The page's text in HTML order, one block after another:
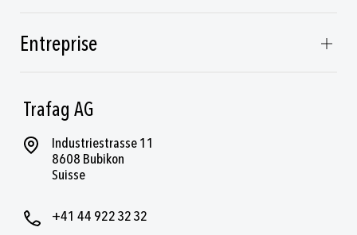
Trafag AG
Industriestrasse 11
8608 Bubikon
Suisse
+41 44 922 32 32
Entreprise